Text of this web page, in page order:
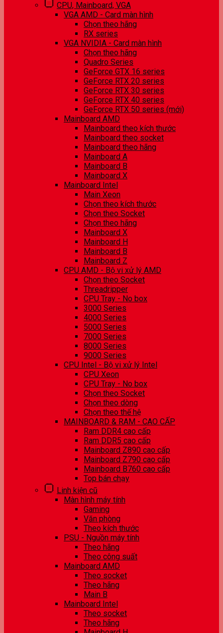
CPU, Mainboard, VGA
VGA AMD - Card màn hình
Chọn theo hãng
RX series
VGA NVIDIA - Card màn hình
Chọn theo hãng
Quadro Series
GeForce GTX 16 series
GeForce RTX 20 series
GeForce RTX 30 series
GeForce RTX 40 series
GeForce RTX 50 series (mới)
Mainboard AMD
Mainboard theo kích thước
Mainboard theo socket
Mainboard theo hãng
Mainboard A
Mainboard B
Mainboard X
Mainboard Intel
Main Xeon
Chọn theo kích thước
Chọn theo Socket
Chọn theo hãng
Mainboard X
Mainboard H
Mainboard B
Mainboard Z
CPU AMD - Bộ vi xử lý AMD
Chọn theo Socket
Threadripper
CPU Tray - No box
3000 Series
4000 Series
5000 Series
7000 Series
8000 Series
9000 Series
CPU Intel - Bộ vi xử lý Intel
CPU Xeon
CPU Tray - No box
Chọn theo Socket
Chọn theo dòng
Chọn theo thế hệ
MAINBOARD & RAM - CAO CẤP
Ram DDR4 cao cấp
Ram DDR5 cao cấp
Mainboard Z890 cao cấp
Mainboard Z790 cao cấp
Mainboard B760 cao cấp
Top bán chạy
Linh kiện cũ
Màn hình máy tính
Gaming
Văn phòng
Theo kích thước
PSU - Nguồn máy tính
Theo hãng
Theo công suất
Mainboard AMD
Theo socket
Theo hãng
Main B
Mainboard Intel
Theo socket
Theo hãng